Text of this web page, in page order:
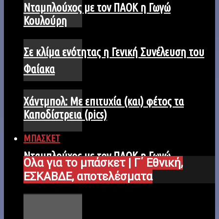
Σε κλίμα ενότητας η Γενική Συνέλευση του
Φαίακα
Νταμπλούχος με τον ΠΑΟΚ η Γωγώ
Κουλούρη
Νταμπλούχος με τον ΠΑΟΚ η Γωγώ
Κουλούρη
Χάντμπολ: Με επιτυχία (και) φέτος τα
Καποδίστρεια (pics)
ΜΠΑΣΚΕΤ
Ολα για το μπάσκετ | Γ΄ Εθνική,
ΕΣΚΑΒΔΕ, αποτελέσματα